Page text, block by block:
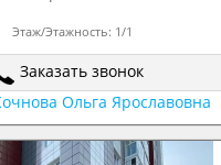
Этаж/Этажность: 1/1
Заказать звонок
Ольга Ярославовна